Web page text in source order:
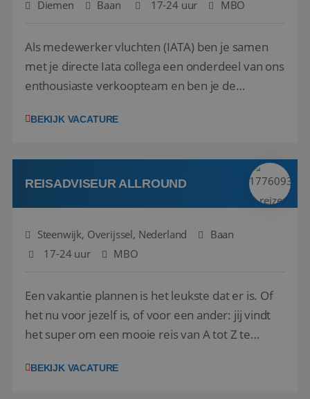
Diemen Baan 17-24 uur MBO
Als medewerker vluchten (IATA) ben je samen
met je directe Iata collega een onderdeel van ons
enthousiaste verkoopteam en ben je de
en tarieven waar je collega’s niet uitkomen.
kwaliteitsbewaking van alles wat met IATA te m...
BEKIJK VACATURE
REISADVISEUR ALLROUND
Steenwijk, Overijssel, Nederland
Baan
17-24 uur
MBO
Een vakantie plannen is het leukste dat er is. Of
het nu voor jezelf is, of voor een ander: jij vindt
het super om een mooie reis van A tot Z te
vakantiegangers de meest prachtige plekjes op
BEKIJK VACATURE